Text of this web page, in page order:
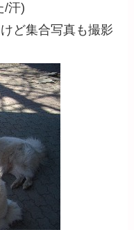
/汗)
ど集合写真も撮影